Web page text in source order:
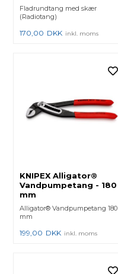
Fladrundtang med skær
(Radiotang)
170,00 DKK inkl. moms
KNIPEX Alligator®
Vandpumpetang - 180
mm
Alligator® Vandpumpetang 180
mm
199,00 DKK inkl. moms